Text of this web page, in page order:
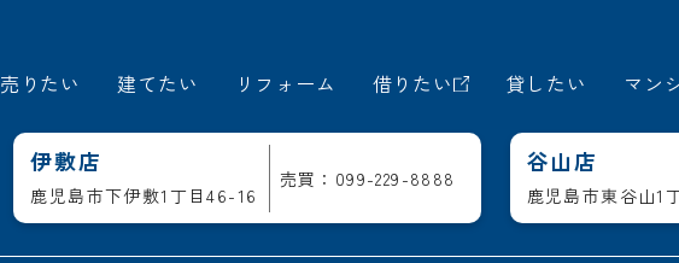
売りたい 建てたい リフォーム 借りたい 貸したい マン
伊敷店
鹿児島市下伊敷1丁目46-16
売買：099-229-8888
谷山店
鹿児島市東谷山1